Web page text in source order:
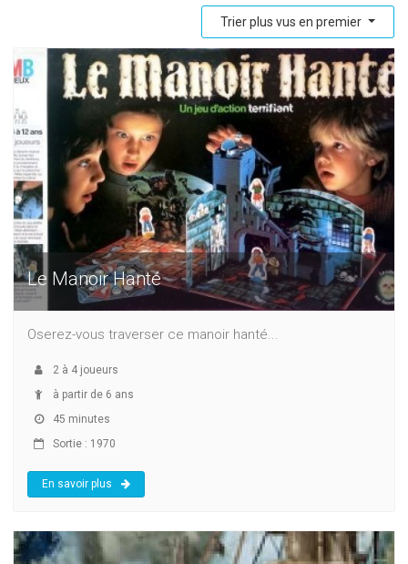
Trier plus vus en premier
Le Manoir Hanté
Oserez-vous traverser ce manoir hanté...
2 à 4 joueurs
à partir de 6 ans
45 minutes
Sortie : 1970
En savoir plus